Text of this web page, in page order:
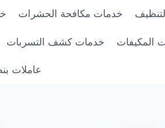
خدمات مكافحة الحشرات
المكيفات خدمات كشف التسربات
عاملات